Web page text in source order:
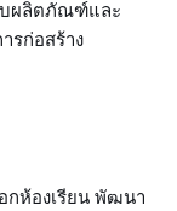
บผลิตภัณฑ์และ
รก่อสร้าง
กห้องเรียน พัฒนา